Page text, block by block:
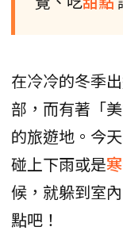
在冷冷的冬季
部，而有著「
的旅遊地。今
碰上下雨或是
候，就躲到室
點吧！